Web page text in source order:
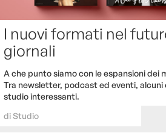
I nuovi formati nel
giornali
A che punto siamo con le espansioni dei
Tra newsletter, podcast ed eventi, alcuni
studio interessanti.
diStudio